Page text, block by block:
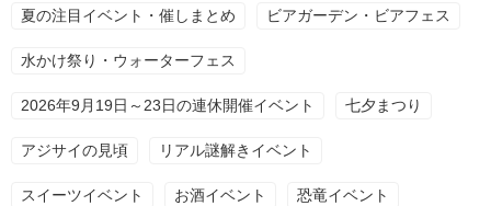
夏の注目イベント・催しまとめ ビアガーデン・ビアフェス
水かけ祭り・ウォーターフェス
2026年9月19日～23日の連休開催イベント 七夕まつり
アジサイの見頃 リアル謎解きイベント
スイーツイベント お酒イベント 恐竜イベント